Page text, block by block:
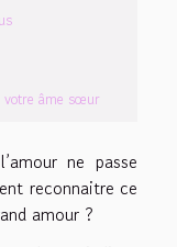
votre âme sœur
ne passe
reconnaitre ce
amour ?